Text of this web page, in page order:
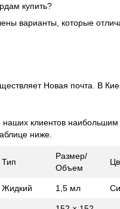
купить?
варианты, которые
Новая почта. В
клиентов наибольшим
ниже.
Тип
Размер/
Объем
Жидкий 1,5 мл